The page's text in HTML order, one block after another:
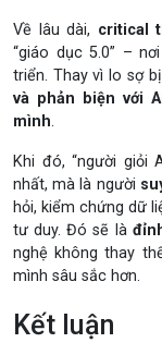
Về lâu dài, critical
“giáo dục 5.0” –
triển. Thay vì lo sợ
và phản biện với
mình.
Khi đó, “người giỏi
nhất, mà là người
hỏi, kiểm chứng dữ
tư duy. Đó sẽ là
nghệ không thay
mình sâu sắc hơn.
Kết luận